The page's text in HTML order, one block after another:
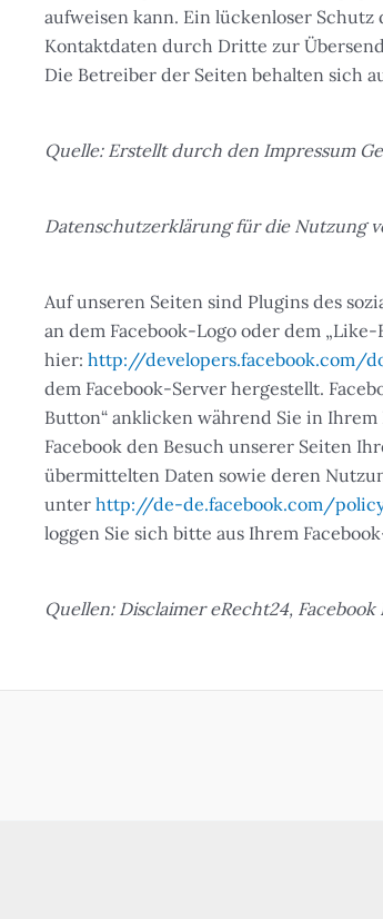
aufweisen kann. Ein lückenloser
Kontaktdaten durch Dritte zur
Die Betreiber der Seiten behalten sich
Quelle: Erstellt durch den Impressum
Datenschutzerklärung für die Nutzung
Auf unseren Seiten sind Plugins des
an dem Facebook-Logo oder dem
hier: http://developers.facebook.com/
dem Facebook-Server hergestellt.
Button“ anklicken während Sie in
Facebook den Besuch unserer Seiten
übermittelten Daten sowie deren
unter http://de-de.facebook.com/
loggen Sie sich bitte aus Ihrem
Quellen: Disclaimer eRecht24,